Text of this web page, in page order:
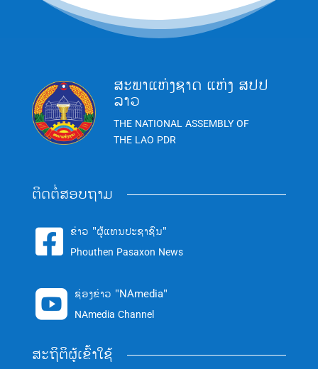
ສະພາແຫ່ງຊາດ ແຫ່ງ ສປປ
ລາວ
THE NATIONAL ASSEMBLY OF
THE LAO PDR
ຕິດຕໍ່ສອບຖາມ
 ຂ່າວ "ຜູ້ແທນປະຊາຊົນ"
Phouthen Pasaxon News
 ຊ່ອງຂ່າວ "NAmedia"
NAmedia Channel
ສະຖິຕິຜູ້ເຂົ້າໃຊ້